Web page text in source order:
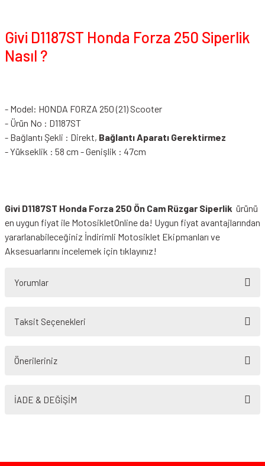
Givi D1187ST Honda Forza 250 Siperlik
Nasıl ?
- Model: HONDA FORZA 250 (21) Scooter
- Ürün No : D1187ST
- Bağlantı Şekli : Direkt, Bağlantı Aparatı Gerektirmez
- Yükseklik : 58 cm - Genişlik : 47cm
Givi D1187ST Honda Forza 250 Ön Cam Rüzgar Siperlik ürünü
en uygun fiyat ile MotosikletOnline da! Uygun fiyat avantajlarından
yararlanabileceğiniz İndirimli Motosiklet Ekipmanları ve
Aksesuarlarını incelemek için tıklayınız!
Yorumlar
Taksit Seçenekleri
Önerileriniz
yetersiz gördüğünüz noktaları öneri formunu kullanarak tarafımıza
İADE & DEĞİŞİM